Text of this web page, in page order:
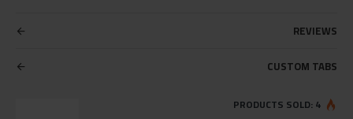
REVIEWS
CUSTOM TABS
PRODUCTS SOLD: 4